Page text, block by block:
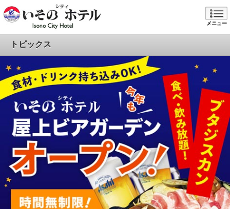
メニュー
トピックス